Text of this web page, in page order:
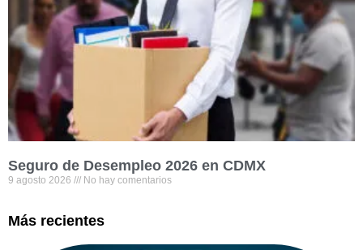
Seguro de Desempleo 2026 en CDMX
9 agosto 2026 No hay comentarios
Más recientes